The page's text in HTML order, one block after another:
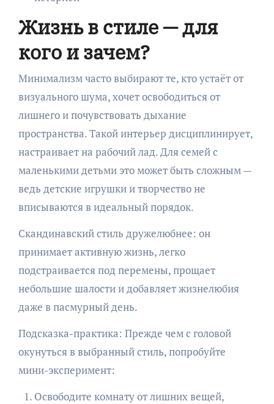
Жизнь в стиле — для
кого и зачем?
Минимализм часто выбирают те, кто устаёт от
визуального шума, хочет освободиться от
лишнего и почувствовать дыхание
пространства. Такой интерьер дисциплинирует,
настраивает на рабочий лад. Для семей с
маленькими детьми это может быть сложным —
ведь детские игрушки и творчество не
вписываются в идеальный порядок.
Скандинавский стиль дружелюбнее: он
принимает активную жизнь, легко
подстраивается под перемены, прощает
небольшие шалости и добавляет жизнелюбия
даже в пасмурный день.
Подсказка-практика: Прежде чем с головой
окунуться в выбранный стиль, попробуйте
мини-эксперимент:
Освободите комнату от лишних вещей,